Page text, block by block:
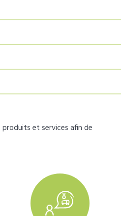
et services afin de